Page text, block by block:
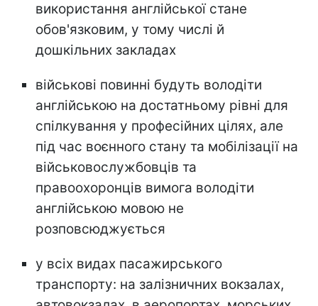
використання англійської стане
обов'язковим, у тому числі й
дошкільних закладах
військові повинні будуть володіти
англійською на достатньому рівні для
спілкування у професійних цілях, але
під час воєнного стану та мобілізації на
військовослужбовців та
правоохоронців вимога володіти
англійською мовою не
розповсюджується
у всіх видах пасажирського
транспорту: на залізничних вокзалах,